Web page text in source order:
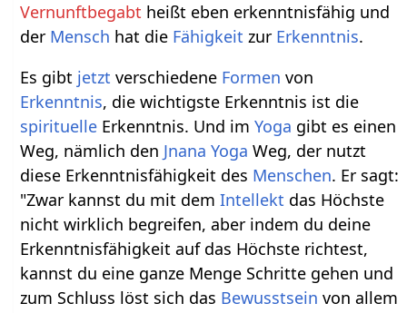
Vernunftbegabt heißt eben erkenntnisfähig und
der Mensch hat die Fähigkeit zur Erkenntnis.
Es gibt jetzt verschiedene Formen von
Erkenntnis, die wichtigste Erkenntnis ist die
spirituelle Erkenntnis. Und imYoga gibt es einen
Weg, nämlich den Jnana Yoga Weg, der nutzt
diese Erkenntnisfähigkeit des Menschen. Er sagt:
"Zwar kannst du mit demIntellekt das Höchste
nicht wirklich begreifen, aber indem du deine
Erkenntnisfähigkeit auf das Höchste richtest,
kannst du eine ganze Menge Schritte gehen und
zum Schluss löst sich das Bewusstsein von allem